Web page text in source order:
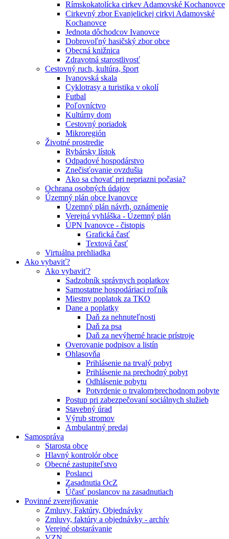
Rímskokatolícka cirkev Adamovské Kochanovce
Cirkevný zbor Evanjelickej cirkvi Adamovské
Kochanovce
Jednota dôchodcov Ivanovce
Dobrovoľný hasičský zbor obce
Obecná knižnica
Zdravotná starostlivosť
Cestovný ruch, kultúra, šport
Ivanovská skala
Cyklotrasy a turistika v okolí
Futbal
Poľovníctvo
Kultúrny dom
Cestovný poriadok
Mikroregión
Životné prostredie
Rybársky lístok
Odpadové hospodárstvo
Znečisťovanie ovzdušia
Ako sa chovať pri nepriazni počasia?
Ochrana osobných údajov
Územný plán obce Ivanovce
Územný plán návrh, oznámenie
Verejná vyhláška - Územný plán
ÚPN Ivanovce - čistopis
Grafická časť
Textová časť
Virtuálna prehliadka
Ako vybaviť?
Ako vybaviť?
Sadzobník správnych poplatkov
Samostatne hospodáriaci roľník
Miestny poplatok za TKO
Dane a poplatky
Daň za nehnuteľnosti
Daň za psa
Daň za nevýherné hracie prístroje
Overovanie podpisov a listín
Ohlasovňa
Prihlásenie na trvalý pobyt
Prihlásenie na prechodný pobyt
Odhlásenie pobytu
Potvrdenie o trvalom⁄prechodnom pobyte
Postup pri zabezpečovaní sociálnych služieb
Stavebný úrad
Výrub stromov
Ambulantný predaj
Samospráva
Starosta obce
Hlavný kontrolór obce
Obecné zastupiteľstvo
Poslanci
Zasadnutia OcZ
Účasť poslancov na zasadnutiach
Povinné zverejňovanie
Zmluvy, Faktúry, Objednávky
Zmluvy, faktúry a objednávky - archív
Verejné obstarávanie